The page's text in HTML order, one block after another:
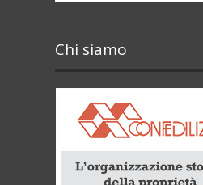
Chi siamo